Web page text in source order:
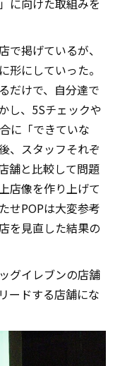
に向けた取組みを
で掲げているが、
形にしていった。
だけで、自分達で
し、5Sチェックや
に「できていな
、スタッフそれぞ
舗と比較して問題
店像を作り上げて
せPOPは大変参考
を見直した結果の
グイレブンの店舗
ードする店舗にな